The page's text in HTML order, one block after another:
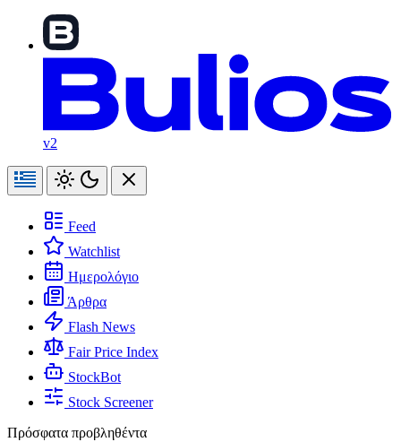
v2
Feed
Watchlist
Ημερολόγιο
Άρθρα
Flash News
Fair Price Index
StockBot
Stock Screener
Πρόσφατα προβληθέντα